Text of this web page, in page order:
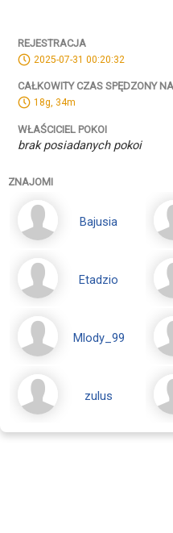
REJESTRACJA
2025-07-31 00:20:32
CAŁKOWITY CZAS SPĘDZONY
18g, 34m
WŁAŚCICIEL POKOI
brak posiadanych pokoi
ZNAJOMI
Bajusia
Etadzio
Mlody_99
zulus